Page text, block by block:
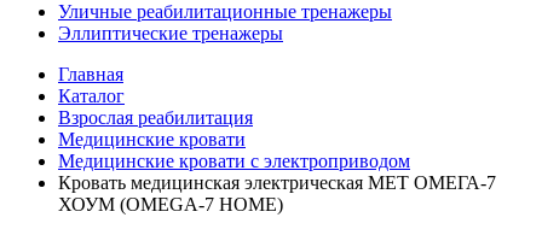
Уличные реабилитационные тренажеры
Эллиптические тренажеры
Главная
Каталог
Взрослая реабилитация
Медицинские кровати
Медицинские кровати с электроприводом
Кровать медицинская электрическая МЕТ ОМЕГА-7
ХОУМ (OMEGA-7 HOME)